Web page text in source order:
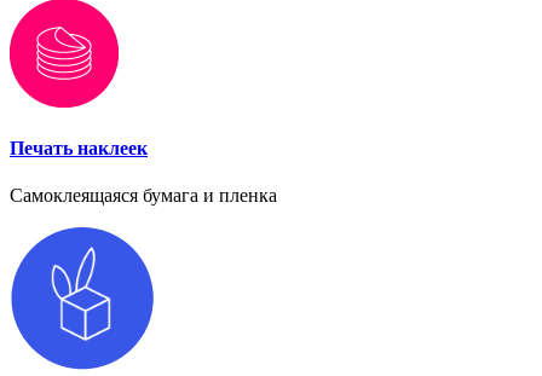
Печать наклеек
Самоклеящаяся бумага и пленка